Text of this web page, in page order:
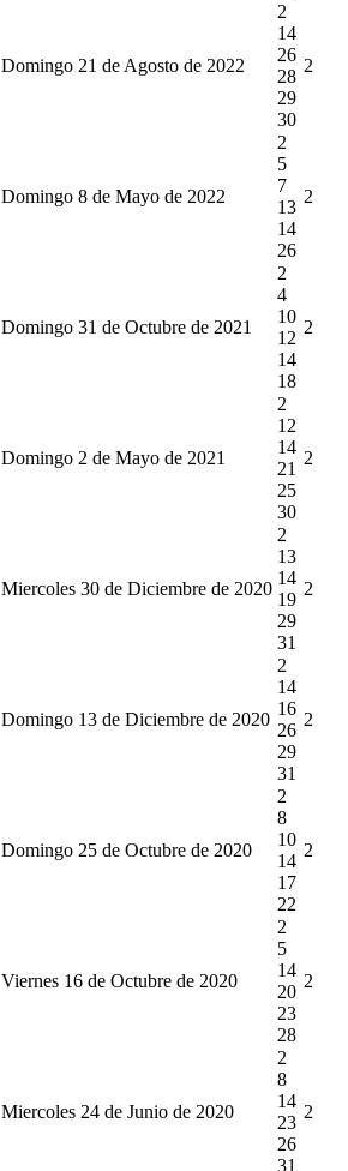
Domingo 21 de Agosto de 2022
2
14
26
28
29
30
2
Domingo 8 de Mayo de 2022
2
5
7
13
14
26
2
Domingo 31 de Octubre de 2021
2
4
10
12
14
18
2
Domingo 2 de Mayo de 2021
2
12
14
21
25
30
2
Miercoles 30 de Diciembre de 2020
2
13
14
19
29
31
2
Domingo 13 de Diciembre de 2020
2
14
16
26
29
31
2
Domingo 25 de Octubre de 2020
2
8
10
14
17
22
2
Viernes 16 de Octubre de 2020
2
5
14
20
23
28
2
Miercoles 24 de Junio de 2020
2
8
14
23
26
31
2